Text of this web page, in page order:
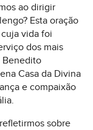
ao dirigir
Esta oração
vida foi
dos mais
Benedito
Casa da Divina
e compaixão
sobre